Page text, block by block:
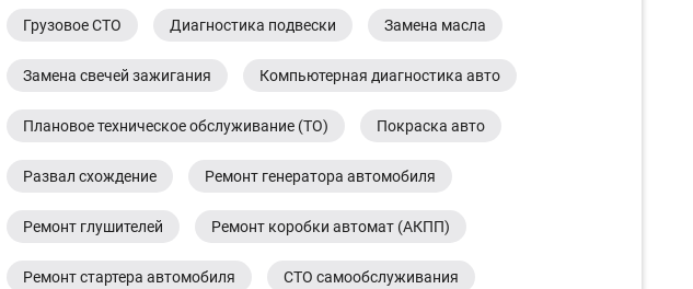
Грузовое СТО Диагностика подвески Замена масла
Замена свечей зажигания Компьютерная диагностика авто
Плановое техническое обслуживание (ТО) Покраска авто
Развал схождение Ремонт генератора автомобиля
Ремонт глушителей Ремонт коробки автомат (АКПП)
Ремонт стартера автомобиля СТО самообслуживания